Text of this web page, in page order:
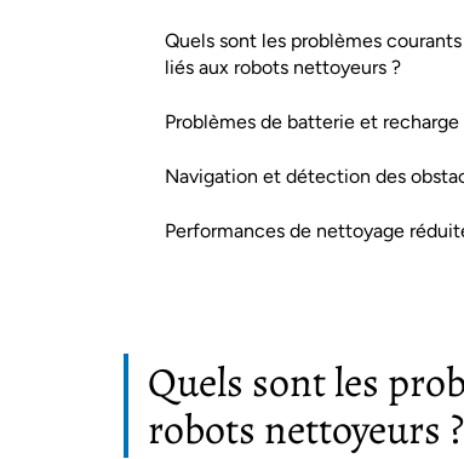
Quels sont les problèmes
liés aux robots nettoyeurs ?
Problèmes de batterie et recharge
Navigation et détection des
Performances de nettoyage
Quels sont les
robots nettoyeurs ?